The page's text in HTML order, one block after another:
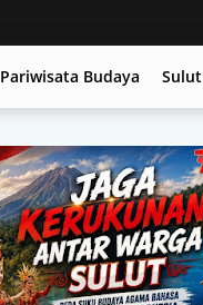
Pariwisata Budaya Sulut